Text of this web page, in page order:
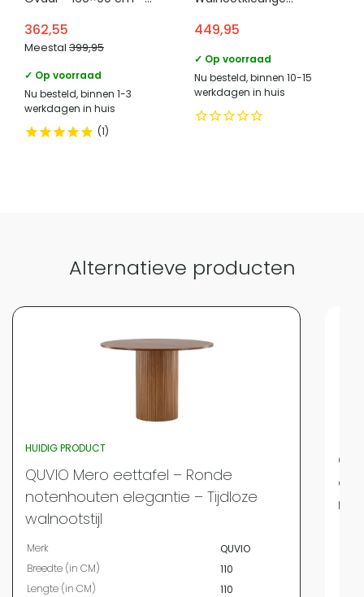
marktdeelnemer in de eu
+31 (0)85 - 130 25 89
Eettafels
Vergelijk met alternatieven
gecertificeerd
mangohout – Naturel
362,55
Meestal 399,95
✓ Op voorraad
Nu besteld, binnen 1-3
werkdagen in huis
1
Uitstraling
449,95
✓ Op voorraad
Nu besteld, binnen 10-15
werkdagen in huis
Alternatieve producten
HUIDIG PRODUCT
QUVIO Mero eettafel – Ronde
notenhouten elegantie – Tijdloze
walnootstijl
Merk
QUVIO
Breedte (in CM)
110
Lengte (in CM)
110
cm